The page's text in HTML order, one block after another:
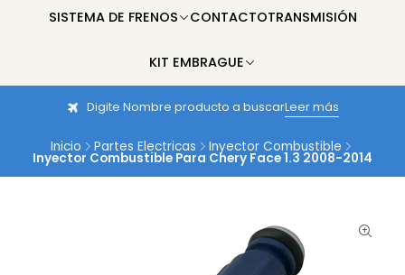
SISTEMA DE FRENOS CONTACTOTRANSMISIÓN
KIT EMBRAGUE
Digite Nombre producto a buscarLeer más
Inicio Partes Electricas Inyector Combustible
Inyector Combustible Para Chery Face 1.3 2008-2014